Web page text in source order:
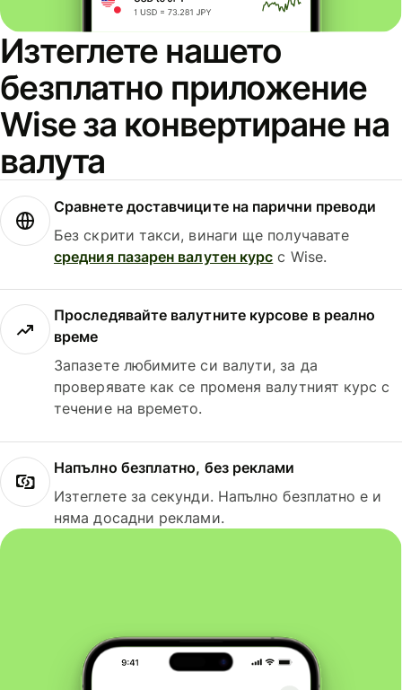
Изтеглете нашето
безплатно приложение
Wise за конвертиране на
валута
Сравнете доставчиците на парични преводи
Без скрити такси, винаги ще получавате
средния пазарен валутен курс с Wise.
Проследявайте валутните курсове в реално
време
Запазете любимите си валути, за да
проверявате как се променя валутният курс с
течение на времето.
Напълно безплатно, без реклами
Изтеглете за секунди. Напълно безплатно е и
няма досадни реклами.